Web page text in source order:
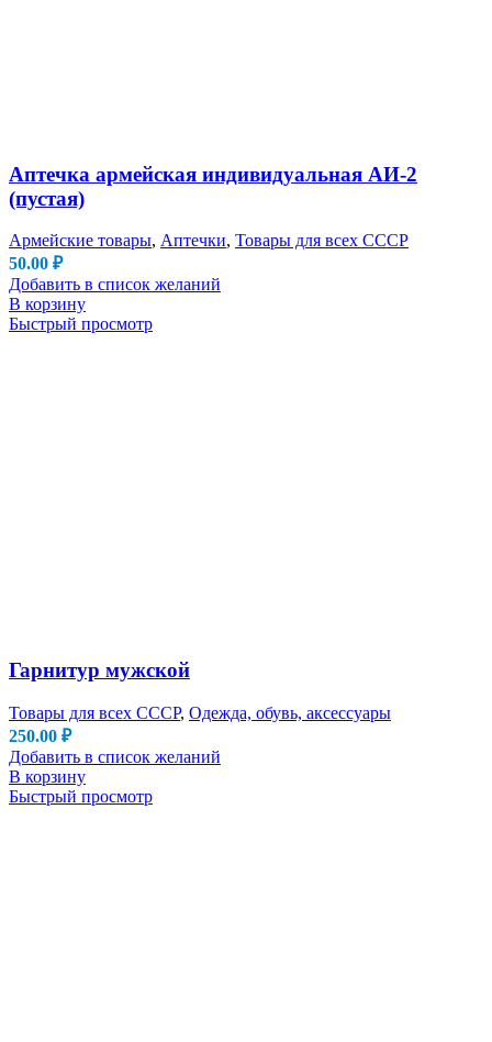
Аптечка армейская индивидуальная АИ-2
(пустая)
Армейские товары, Аптечки, Товары для всех СССР
50.00 ₽
Добавить в список желаний
В корзину
Быстрый просмотр
Гарнитур мужской
Товары для всех СССР, Одежда, обувь, аксессуары
250.00 ₽
Добавить в список желаний
В корзину
Быстрый просмотр